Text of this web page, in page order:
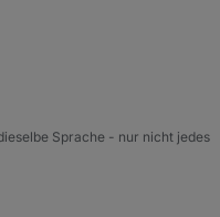
Sprache - nur nicht jedes